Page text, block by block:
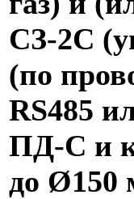
СЗ-2С
(по
RS485
ПД-С и
до Ø150